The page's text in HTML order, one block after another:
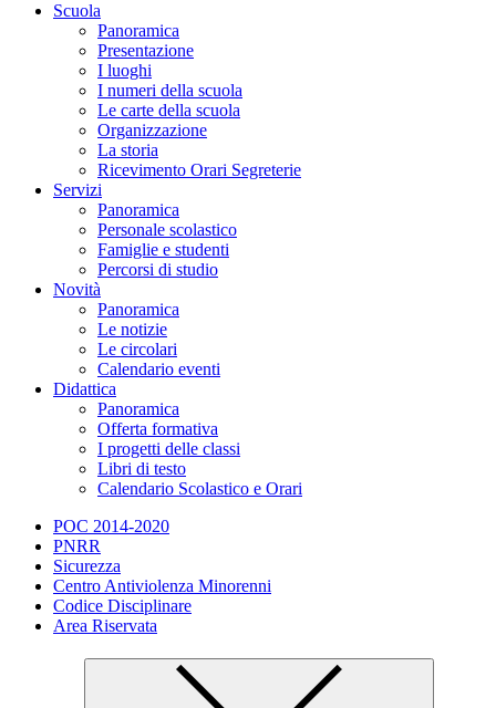
Scuola
Panoramica
Presentazione
I luoghi
I numeri della scuola
Le carte della scuola
Organizzazione
La storia
Ricevimento Orari Segreterie
Servizi
Panoramica
Personale scolastico
Famiglie e studenti
Percorsi di studio
Novità
Panoramica
Le notizie
Le circolari
Calendario eventi
Didattica
Panoramica
Offerta formativa
I progetti delle classi
Libri di testo
Calendario Scolastico e Orari
POC 2014-2020
PNRR
Sicurezza
Centro Antiviolenza Minorenni
Codice Disciplinare
Area Riservata